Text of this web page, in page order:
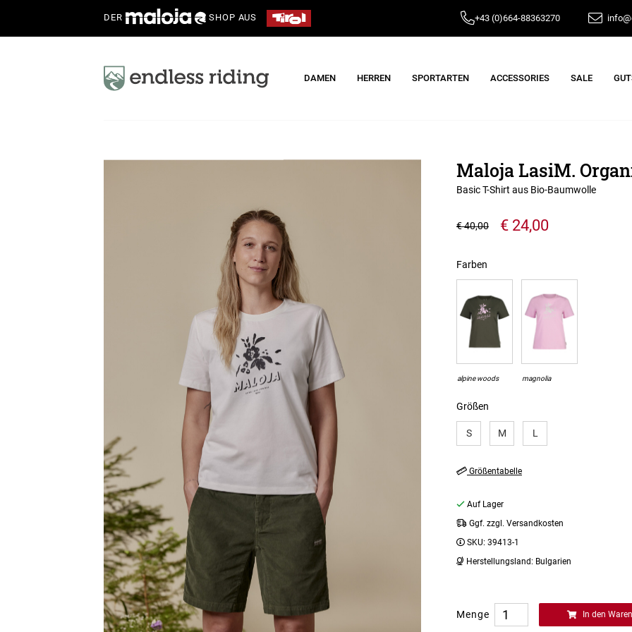
DER SHOP AUS +43 (0)664-88363270
DAMEN HERREN SPORTARTEN ACCESSORIES SALE
Maloja LasiM.
Basic T-Shirt aus Bio-Baumwolle
€ 24,00
€ 40,00
Größen
S M L
Farben
alpine woods magnolia
Größentabelle
Auf Lager
Ggf. zzgl. Versandkosten
SKU: 39413-1
Herstellungsland: Bulgarien
Menge In den